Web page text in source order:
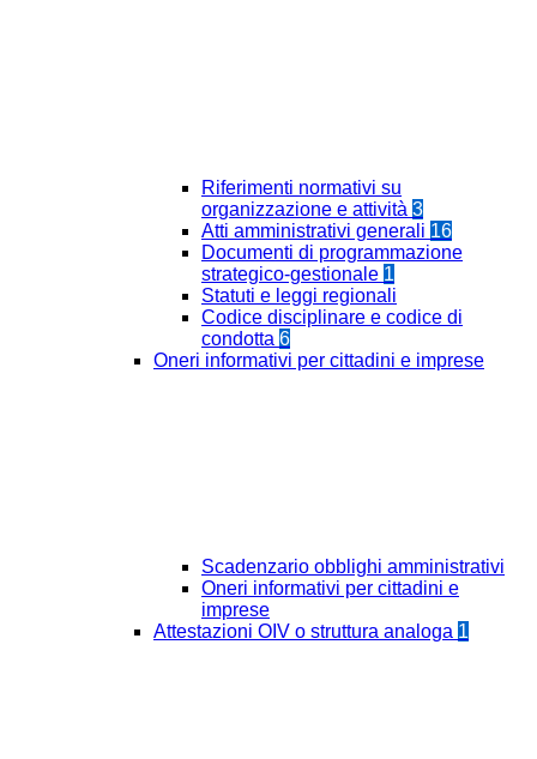
Riferimenti normativi su
organizzazione e attività 3
Atti amministrativi generali 16
Documenti di programmazione
strategico-gestionale 1
Statuti e leggi regionali
Codice disciplinare e codice di
condotta 6
Oneri informativi per cittadini e imprese
Scadenzario obblighi amministrativi
Oneri informativi per cittadini e
imprese
Attestazioni OIV o struttura analoga 1